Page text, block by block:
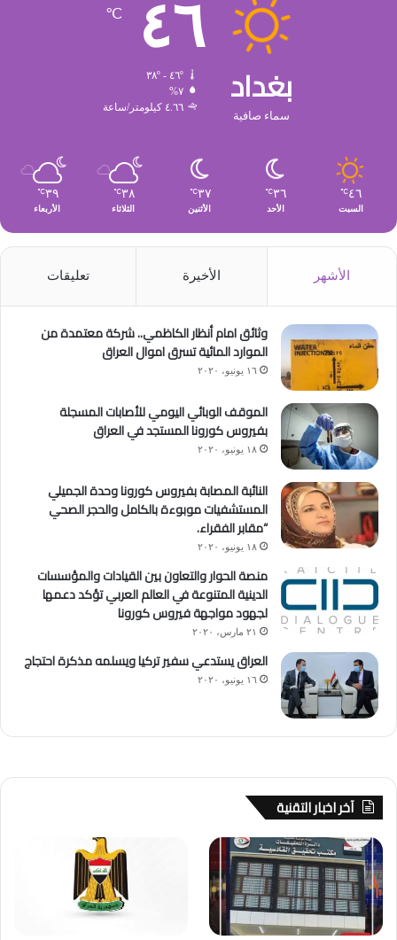
بغداد
سماء صافية
٤٦ ℃
٤٦º - ٣٨º
٧%
٤.٦٦ كيلومتر/ساعة
٤٦℃
السبت
٣٦℃
الأحد
٣٧℃
الأثنين
٣٨℃
الثلاثاء
٣٩℃
الأربعاء
الأشهر الأخيرة تعليقات
وثائق امام أنظار الكاظمي.. شركة معتمدة من
الموارد المائية تسرق اموال العراق
١٦ يونيو، ٢٠٢٠
الموقف الوبائي اليومي للأصابات المسجلة
بفيروس كورونا المستجد في العراق
١٨ يونيو، ٢٠٢٠
النائبة المصابة بفيروس كورونا وحدة الجميلي
المستشفيات موبوءة بالكامل والحجر الصحي
“مقابر الفقراء.
١٨ يونيو، ٢٠٢٠
منصة الحوار والتعاون بين القيادات والمؤسسات
الدينية المتنوعة في العالم العربي تؤكد دعمها
لجهود مواجهة فيروس كورونا
٢١ مارس، ٢٠٢٠
العراق يستدعي سفير تركيا ويسلمه مذكرة احتجاج
١٦ يونيو، ٢٠٢٠
آخر اخبار التقنية